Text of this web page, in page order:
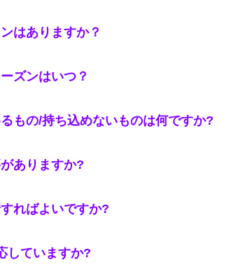
はありますか？
ズンはいつ？
もの/持ち込めないものは何ですか?
ありますか?
ればよいですか?
していますか?